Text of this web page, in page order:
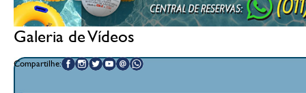
Galeria de Vídeos
Compartilhe: